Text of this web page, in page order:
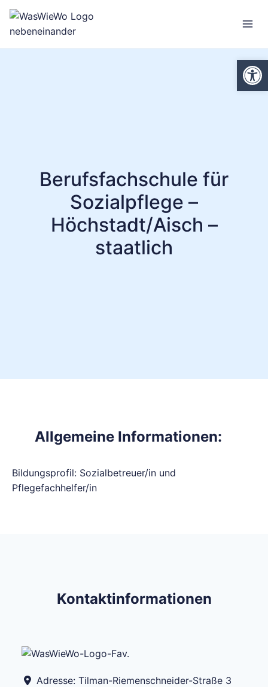
Zum
Inhalt
springen
Berufsfachschule für
Sozialpflege –
Höchstadt/Aisch –
staatlich
Allgemeine Informationen:
Bildungsprofil: Sozialbetreuer/in und
Pflegefachhelfer/in
Kontaktinformationen
Adresse: Tilman-Riemenschneider-Straße 3